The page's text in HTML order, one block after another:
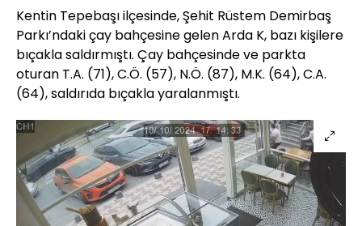
Kentin Tepebaşı ilçesinde, Şehit Rüstem Demirbaş
Parkı’ndaki çay bahçesine gelen Arda K, bazı kişilere
bıçakla saldırmıştı. Çay bahçesinde ve parkta
oturan T.A. (71), C.Ö. (57), N.Ö. (87), M.K. (64), C.A.
(64), saldırıda bıçakla yaralanmıştı.